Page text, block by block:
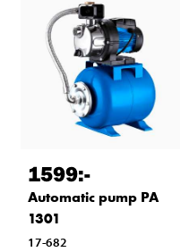
1599:-
Automatic pump PA
1301
17-682